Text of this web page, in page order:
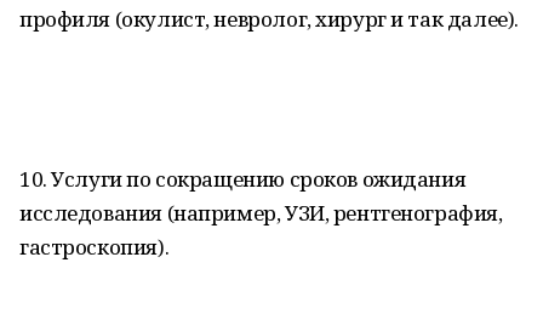
профиля (окулист, невролог, хирург и так далее).
10. Услуги по сокращению сроков ожидания
исследования (например, УЗИ, рентгенография,
гастроскопия).